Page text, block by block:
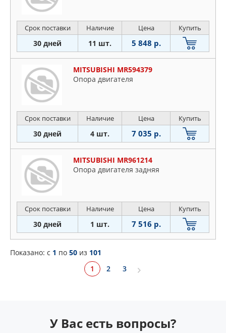
Срок поставки Наличие Цена Купить
30 дней 11 шт. 5 848 р.
MITSUBISHI MR594379
Опора двигателя
Срок поставки Наличие Цена Купить
30 дней 4 шт. 7 035 р.
MITSUBISHI MR961214
Опора двигателя задняя
Срок поставки Наличие Цена Купить
30 дней 1 шт. 7 516 р.
Показано: c 1 по 50 из 101
1
2 3
У Вас есть вопросы?